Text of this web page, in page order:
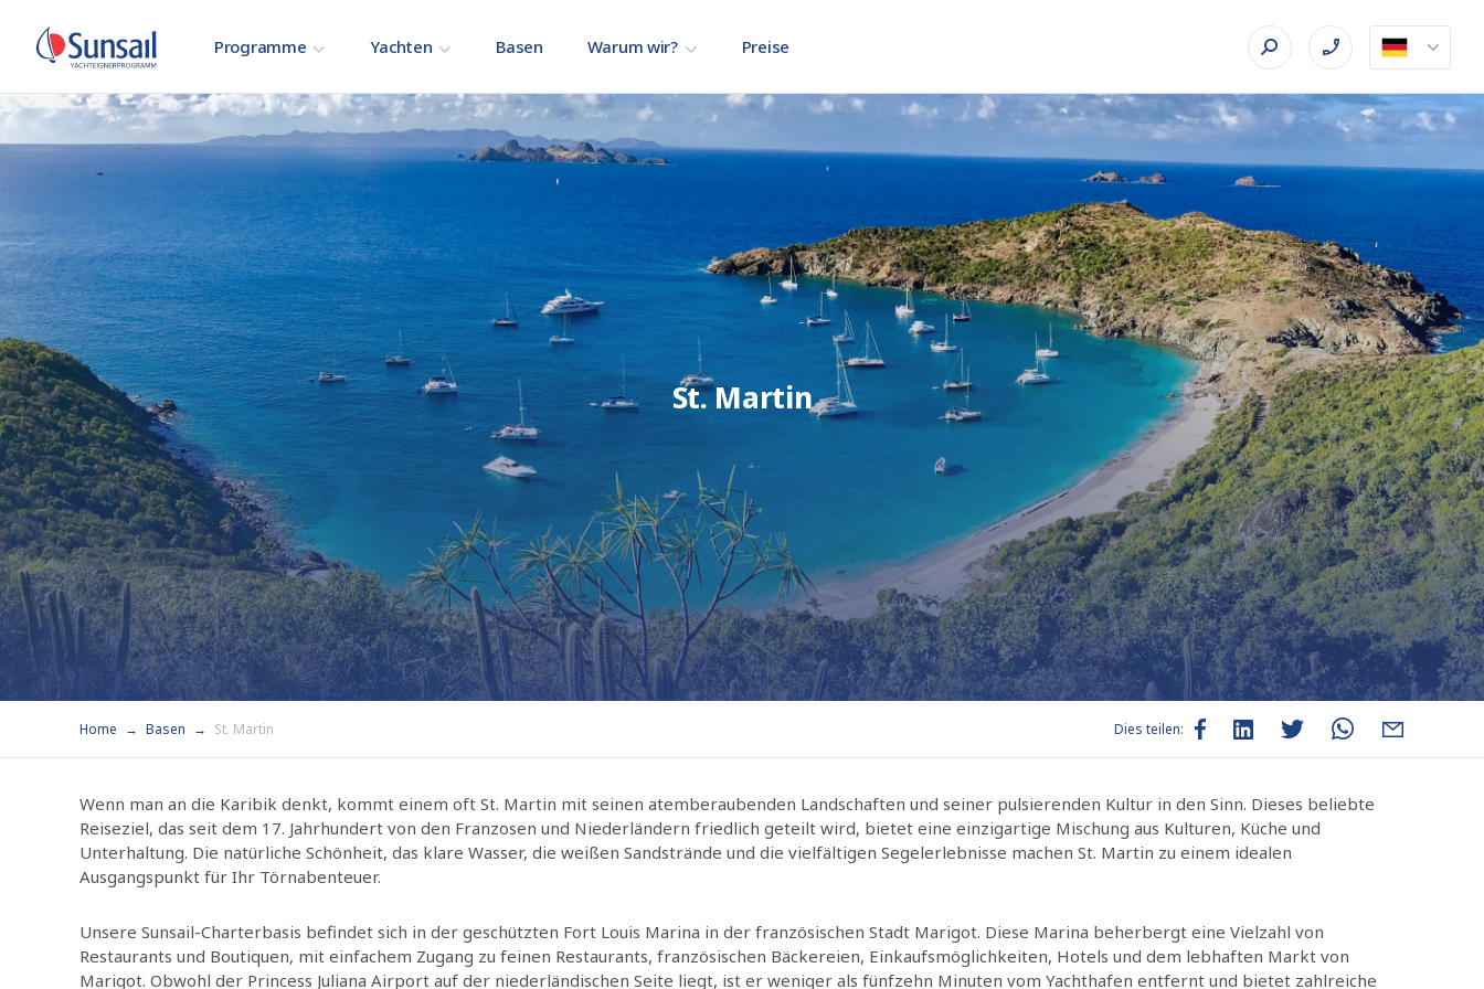
Programme Yachten Basen Warum wir? Preise
St. Martin
Home Basen St. Martin Dies teilen:
Wenn man an die Karibik denkt, kommt einem oft St. Martin mit seinen atemberaubenden Landschaften und seiner pulsierenden Kultur in den Sinn. Dieses beliebte
Reiseziel, das seit dem 17. Jahrhundert von den Franzosen und Niederländern friedlich geteilt wird, bietet eine einzigartige Mischung aus Kulturen, Küche und
Unterhaltung. Die natürliche Schönheit, das klare Wasser, die weißen Sandstrände und die vielfältigen Segelerlebnisse machen St. Martin zu einem idealen
Ausgangspunkt für Ihr Törnabenteuer.
Unsere Sunsail-Charterbasis befindet sich in der geschützten Fort Louis Marina in der französischen Stadt Marigot. Diese Marina beherbergt eine Vielzahl von
Restaurants und Boutiquen, mit einfachem Zugang zu feinen Restaurants, französischen Bäckereien, Einkaufsmöglichkeiten, Hotels und dem lebhaften Markt von
Marigot. Obwohl der Princess Juliana Airport auf der niederländischen Seite liegt, ist er weniger als fünfzehn Minuten vom Yachthafen entfernt und bietet zahlreiche